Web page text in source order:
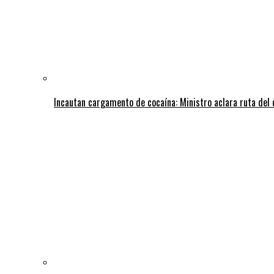
Incautan cargamento de cocaína: Ministro aclara ruta del